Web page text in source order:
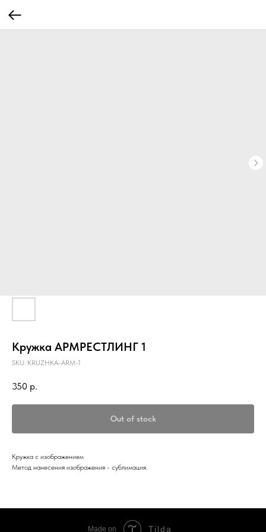
Кружка АРМРЕСТЛИНГ 1
SKU: KRUZHKA-ARM-1
350 р.
Out of stock
Кружка с изображением
Метод нанесения изображения - сублимация.
Made on Tilda